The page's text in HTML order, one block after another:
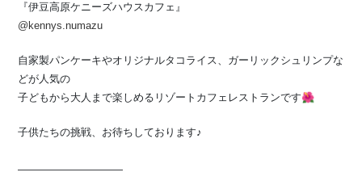
『伊豆高原ケニーズハウスカフェ』
@kennys.numazu
自家製パンケーキやオリジナルタコライス、ガーリックシュリンプな
どが人気の
子どもから大人まで楽しめるリゾートカフェレストランです🌺
子供たちの挑戦、お待ちしております♪
⁡——————————